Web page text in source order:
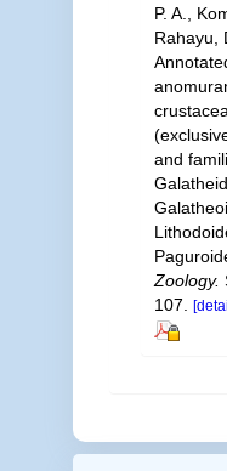
P. A.,
Rahayu,
and
Zoology.
107.